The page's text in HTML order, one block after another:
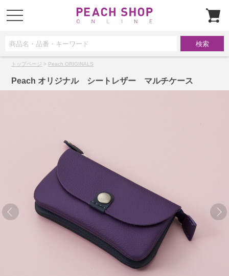
t
o
a
t
トップページ > Peach ORIGINALS
Peach オリジナル シートレザー マルチケース